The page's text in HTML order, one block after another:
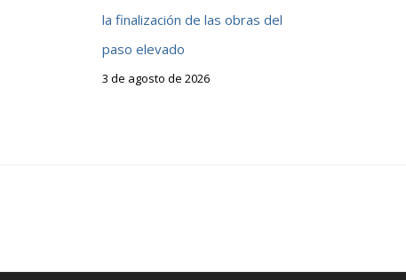
la finalización de las obras del
paso elevado
3 de agosto de 2026